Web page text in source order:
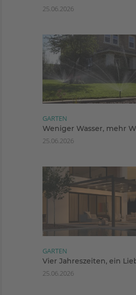
25.06.2026
GARTEN
Weniger Wasser, mehr
25.06.2026
GARTEN
Vier Jahreszeiten, ein
25.06.2026